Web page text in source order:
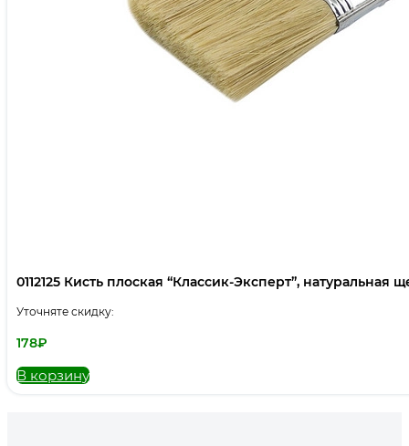
0112125 Кисть плоская “Классик-Эксперт”, натуральная
Уточняте скидку:
178₽
В корзину